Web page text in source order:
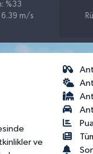
%33
6.39 m/s
ve